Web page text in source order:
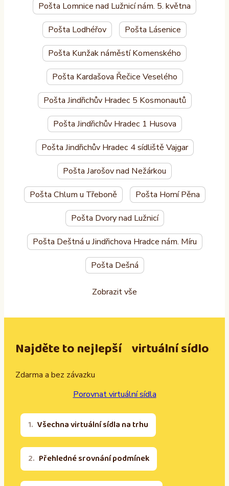
Pošta Lomnice nad Lužnicí nám. 5. května
Pošta Lodhéřov Pošta Lásenice
Pošta Kunžak náměstí Komenského
Pošta Kardašova Řečice Veselého
Pošta Jindřichův Hradec 5 Kosmonautů
Pošta Jindřichův Hradec 1 Husova
Pošta Jindřichův Hradec 4 sídliště Vajgar
Pošta Jarošov nad Nežárkou
Pošta Chlum u Třeboně Pošta Horní Pěna
Pošta Dvory nad Lužnicí
Pošta Deštná u Jindřichova Hradce nám. Míru
Pošta Dešná
Zobrazit vše
Najděte to nejlepší virtuální sídlo
Zdarma a bez závazku
Porovnat virtuální sídla
Všechna virtuální sídla na trhu
Přehledné srovnání podmínek